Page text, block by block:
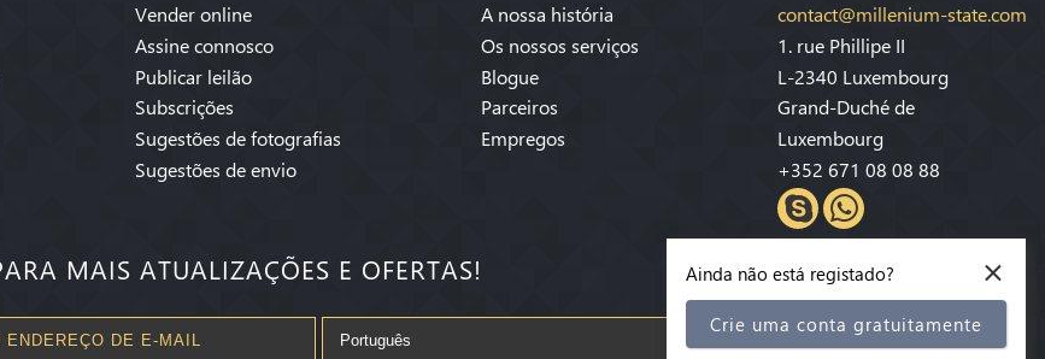
Vender online
Assine connosco
Publicar leilão
Subscrições
Sugestões de fotografias
Sugestões de envio
A nossa história
Os nossos serviços
Blogue
Parceiros
Empregos
contact@millenium-state.com
1. rue Phillipe II
L-2340 Luxembourg
Grand-Duché de
Luxembourg
+352 671 08 08 88
MAIS ATUALIZAÇÕES E OFERTAS!
Subscrever
×
Ainda não está registado?
Crie uma conta gratuitamente